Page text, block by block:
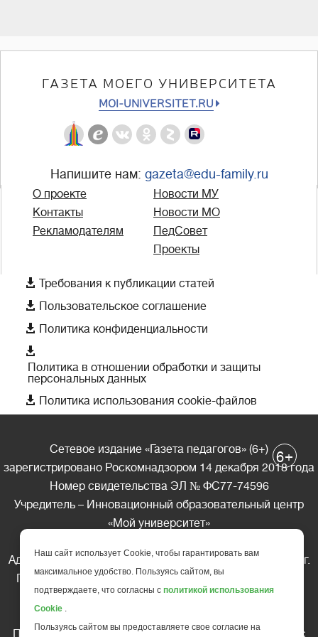
ГАЗЕТА МОЕГО УНИВЕРСИТЕТА
MOI-UNIVERSITET.RU
Напишите нам: gazeta@edu-family.ru
О проекте
Контакты
Рекламодателям
Новости МУ
Новости МО
ПедСовет
Проекты
 Требования к публикации статей
 Пользовательское соглашение
 Политика конфиденциальности

Политика в отношении обработки и защиты
персональных данных
 Политика использования cookie-файлов
Сетевое издание «Газета педагогов» (6+)
зарегистрировано Роскомнадзором 14 декабря 2018 года
Номер свидетельства ЭЛ № ФС77-74596
Учредитель – Инновационный образовательный центр
«Мой университет»
Адрес редакции: 185035 Россия, Республика Карелия, г.
Петрозаводск, ул. Фридриха Энгельса д.10, офис 211
Телефон редакции: +7 (499) 685-10-45
Перепечатка материалов газеты допускается только c
6+
Наш сайт использует Cookie, чтобы гарантировать вам
максимальное удобство. Пользуясь сайтом, вы
подтверждаете, что согласны с политикой использования
Cookie .
Пользуясь сайтом вы предоставляете свое согласие на